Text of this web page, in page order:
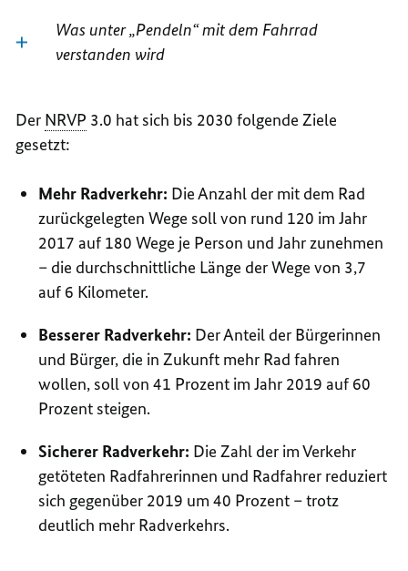
Was unter „Pendeln“ mit dem Fahrrad
verstanden wird
Der NRVP 3.0 hat sich bis 2030 folgende Ziele
gesetzt:
Mehr Radverkehr: Die Anzahl der mit dem Rad
zurückgelegten Wege soll von rund 120 im Jahr
2017 auf 180 Wege je Person und Jahr zunehmen
– die durchschnittliche Länge der Wege von 3,7
auf 6 Kilometer.
Besserer Radverkehr: Der Anteil der Bürgerinnen
und Bürger, die in Zukunft mehr Rad fahren
wollen, soll von 41 Prozent im Jahr 2019 auf 60
Prozent steigen.
Sicherer Radverkehr: Die Zahl der im Verkehr
getöteten Radfahrerinnen und Radfahrer reduziert
sich gegenüber 2019 um 40 Prozent – trotz
deutlich mehr Radverkehrs.